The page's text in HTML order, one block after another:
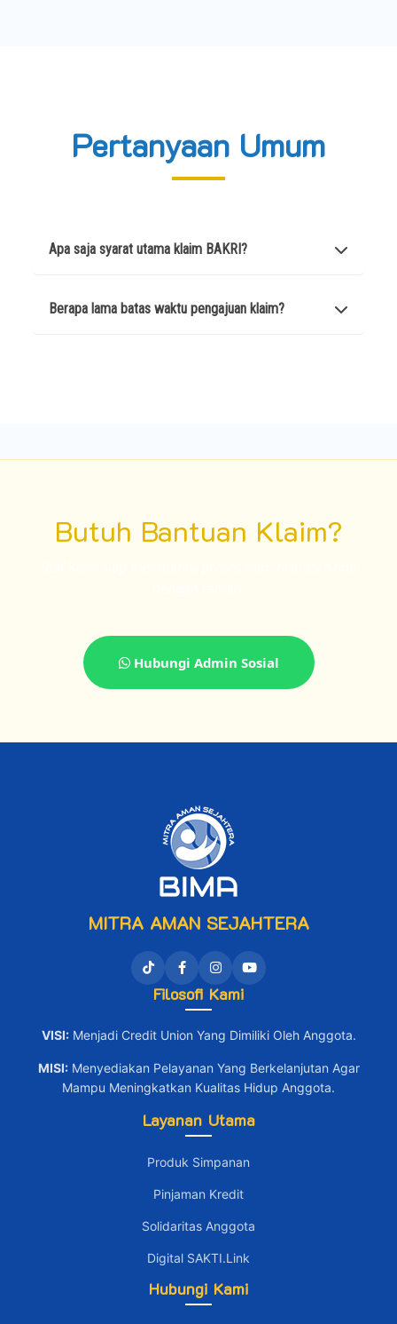
Pertanyaan Umum
Apa saja syarat utama klaim BAKRI?
Siapkan Fotokopi KTP, Kartu Anggota, dan
Berapa lama batas waktu pengajuan klaim?
Butuh Bantuan Klaim?
Hubungi Admin Sosial
MITRA AMAN SEJAHTERA
Filosofi Kami
VISI:Menjadi Credit Union Yang Dimiliki Oleh Anggota.
MISI:Menyediakan Pelayanan Yang Berkelanjutan Agar
Mampu Meningkatkan Kualitas Hidup Anggota.
Layanan Utama
Produk Simpanan
Pinjaman Kredit
Solidaritas Anggota
Digital SAKTI.Link
Hubungi Kami